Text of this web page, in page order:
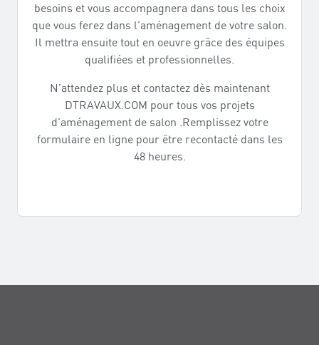
besoins et vous accompagnera dans tous les choix
que vous ferez dans l’aménagement de votre salon.
Il mettra ensuite tout en oeuvre grâce des équipes
qualifiées et professionnelles.
N’attendez plus et contactez dès maintenant
DTRAVAUX.COM pour tous vos projets
d’aménagement de salon .Remplissez votre
formulaire en ligne pour être recontacté dans les
48 heures.